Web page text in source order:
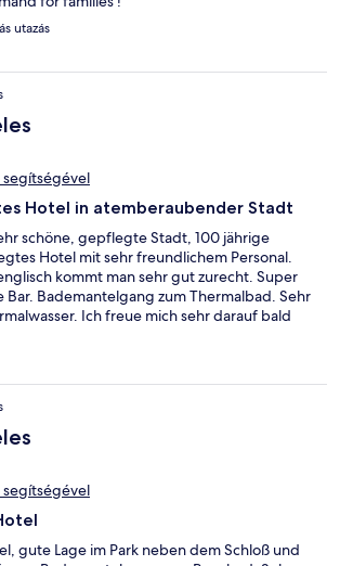
utazás
segítségével
Hotel in atemberaubender Stadt
schöne, gepflegte Stadt, 100 jährige
Hotel mit sehr freundlichem Personal.
kommt man sehr gut zurecht. Super
Bar. Bademantelgang zum Thermalbad. Sehr
Ich freue mich sehr darauf bald
segítségével
gute Lage im Park neben dem Schloß und